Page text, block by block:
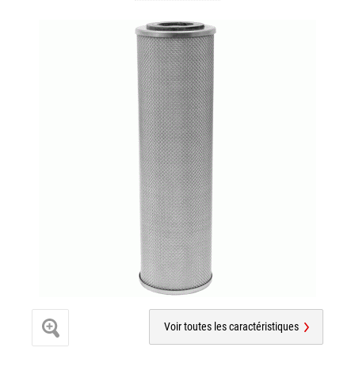
Voir toutes les caractéristiques